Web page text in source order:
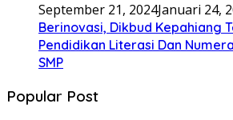
September 21, 2024Januari 24,
Berinovasi, Dikbud Kepahiang
Pendidikan Literasi Dan
SMP
Popular Post